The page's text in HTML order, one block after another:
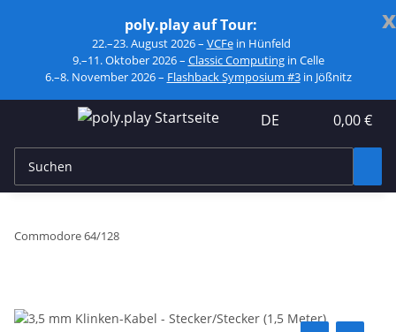
x
poly.play auf Tour:
22.–23. August 2026 – VCFein Hünfeld
9.–11. Oktober 2026 – Classic Computingin Celle
6.–8. November 2026 – Flashback Symposium #3in Jößnitz
DE 0,00 €
Commodore 64/128